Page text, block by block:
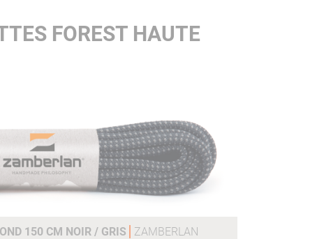
FOREST HAUTE
150 CM NOIR / GRIS ZAMBERLAN